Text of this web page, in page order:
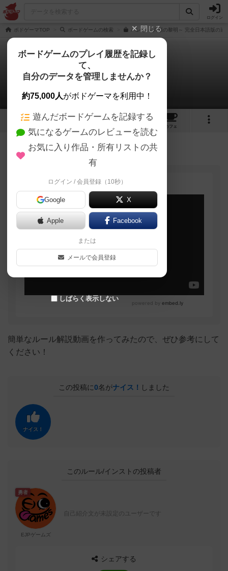
ログイン
ボドゲーマTOP ボードゲームの検索 パレオ ～人類の黎明～ 完全日本語版の通
パレオ
EJPゲームズさんのルール/インスト
8 6 11
カフェ
91名 0名 0 5年弱前
簡単なルール解説動画を作ってみたので、ぜひ参考にして
ください！
この投稿に0名がナイス！ しました
ナイス！
このルール/インストの投稿者
勇者
EJPゲームズ
自己紹介文が未設定のユーザーです
シェアする
閉じる
ボードゲームのプレイ履歴を記録し
て、
自分のデータを管理しませんか？
約75,000人がボドゲーマを利用中！
遊んだボードゲームを記録する
気になるゲームのレビューを読む
お気に入り作品・所有リストの共
有
ログイン / 会員登録（10秒）
Google X
Apple Facebook
または
メールで会員登録
しばらく表示しない